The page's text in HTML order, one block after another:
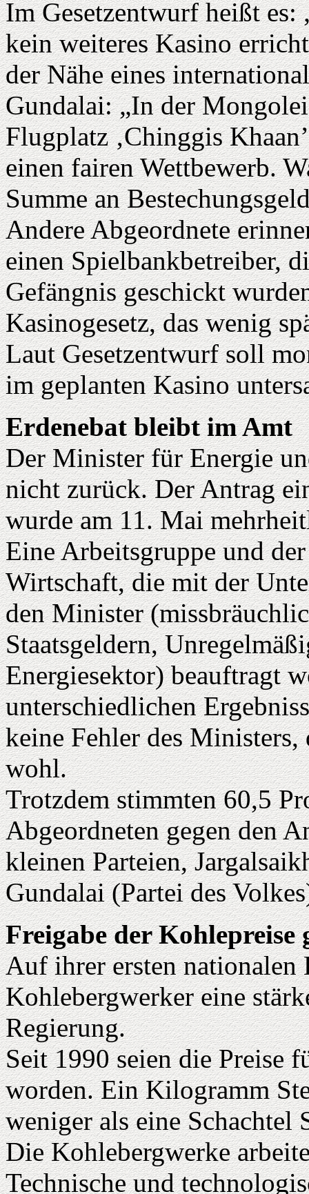
Im Gesetzentwurf heißt
kein weiteres Kasino
der Nähe eines
Gundalai: „In der
Flugplatz ‚Chinggis
einen fairen Wettbewerb.
Summe an
Andere Abgeordnete
einen Spielbankbetreiber,
Gefängnis geschickt
Kasinogesetz, das wenig
Laut Gesetzentwurf soll
im geplanten Kasino
Erdenebat bleibt im Amt
Der Minister für Energie
nicht zurück. Der Antrag
wurde am 11. Mai
Eine Arbeitsgruppe und
Wirtschaft, die mit der
den Minister
Staatsgeldern,
Energiesektor) beauftragt
unterschiedlichen
keine Fehler des Ministers,
wohl.
Trotzdem stimmten 60,5
Abgeordneten gegen den
kleinen Parteien,
Gundalai (Partei des
Freigabe der Kohlepreise
Auf ihrer ersten nationalen
Kohlebergwerker eine
Regierung.
Seit 1990 seien die Preise
worden. Ein Kilogramm
weniger als eine Schachtel
Die Kohlebergwerke
Technische und